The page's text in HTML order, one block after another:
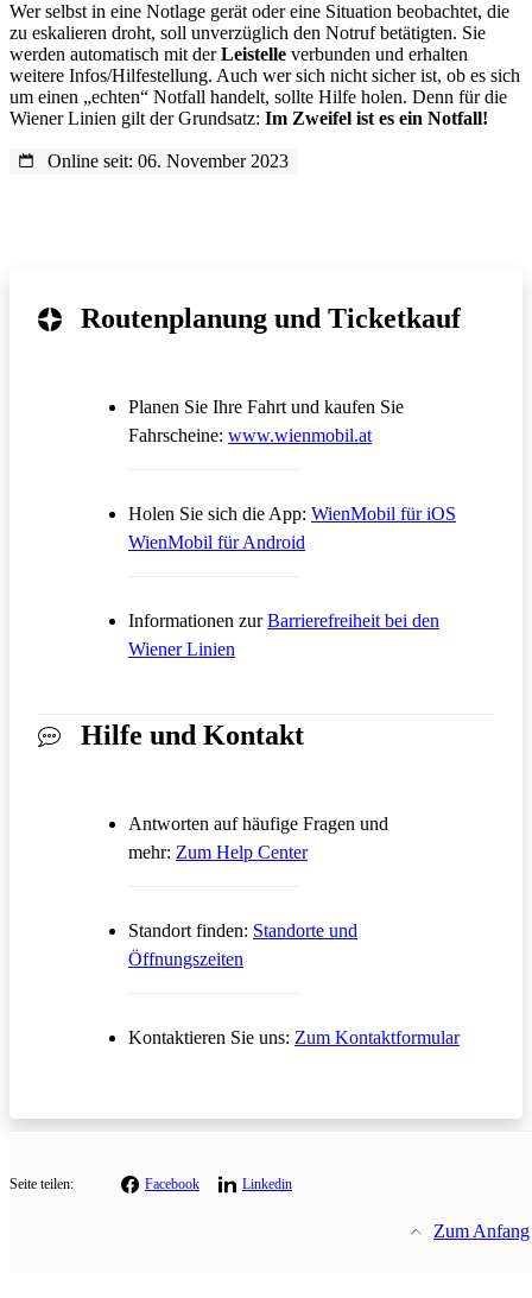
Wer selbst in eine Notlage gerät oder eine Situation beobachtet, die
zu eskalieren droht, soll unverzüglich den Notruf betätigten. Sie
werden automatisch mit derLeistelle verbunden und erhalten
weitere Infos/Hilfestellung. Auch wer sich nicht sicher ist, ob es sich
um einen „echten“ Notfall handelt, sollte Hilfe holen. Denn für die
Wiener Linien gilt der Grundsatz: Im Zweifel ist es ein Notfall!
Online seit: 06. November 2023
Routenplanung und Ticketkauf
Planen Sie Ihre Fahrt und kaufen Sie
Fahrscheine: www.wienmobil.atÖffnet in einem
Holen Sie sich die App: WienMobil für iOS
WienMobil für Android
Informationen zurBarrierefreiheit bei den
Wiener Linien
Hilfe und Kontakt
Antworten auf häufige Fragen und
mehr: Zum Help CenterÖffnet in einem neuen Tab
Standort finden: Standorte und
Öffnungszeiten
Kontaktieren Sie uns: Zum KontaktformularÖffnet in
Seite teilen: Facebook Linkedin
Zum Anfang